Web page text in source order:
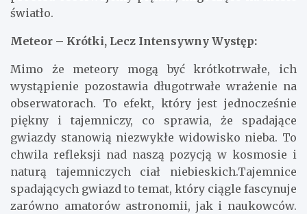
światło.
Meteor – Krótki, Lecz Intensywny Występ:
Mimo że meteory mogą być krótkotrwałe, ich
wystąpienie pozostawia długotrwałe wrażenie na
obserwatorach. To efekt, który jest jednocześnie
piękny i tajemniczy, co sprawia, że spadające
gwiazdy stanowią niezwykłe widowisko nieba. To
chwila refleksji nad naszą pozycją w kosmosie i
naturą tajemniczych ciał niebieskich.Tajemnice
spadających gwiazd to temat, który ciągle fascynuje
zarówno amatorów astronomii, jak i naukowców.